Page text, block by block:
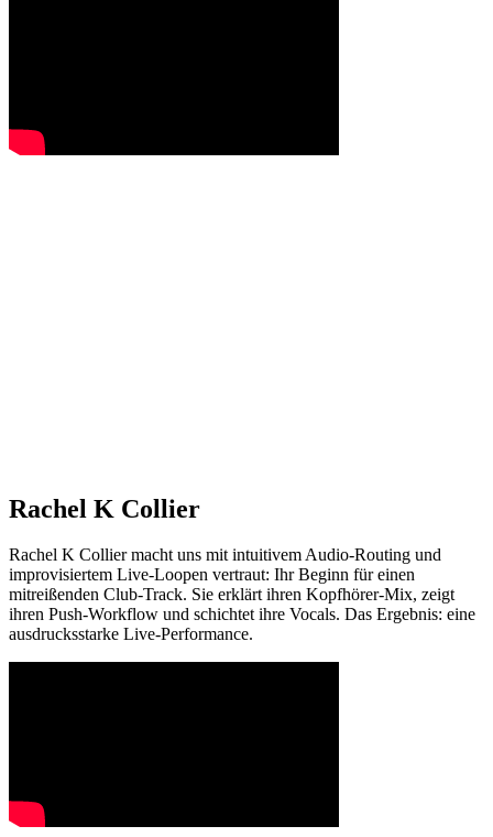
Rachel K Collier
Rachel K Collier macht uns mit intuitivem Audio-Routing und
improvisiertem Live-Loopen vertraut: Ihr Beginn für einen
mitreißenden Club-Track. Sie erklärt ihren Kopfhörer-Mix, zeigt
ihren Push-Workflow und schichtet ihre Vocals. Das Ergebnis: eine
ausdrucksstarke Live-Performance.